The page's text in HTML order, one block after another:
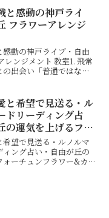
のものがもっと豊かに
回は、*...
と感動の神戸ライ
フラワーアレンジ
動の神戸ライブ・自由
レンジメント 教室1. 飛常
出会い「普通ではな
ーズ」という名前でお花
仕事...
と希望で見送る・ル
ドリーディング占
の運気を上げるフォ
ワー&カードセラピ
希望で見送る・ルノルマ
ィング占い・自由が丘の
ーチュンフラワー&カ